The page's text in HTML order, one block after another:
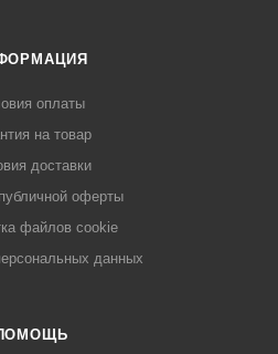
оплаты
на товар
доставки
оферты
файлов cookie
данных